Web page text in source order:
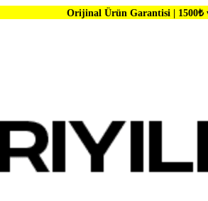
Orijinal Ürün Garantisi | 1500₺ ve Üzeri